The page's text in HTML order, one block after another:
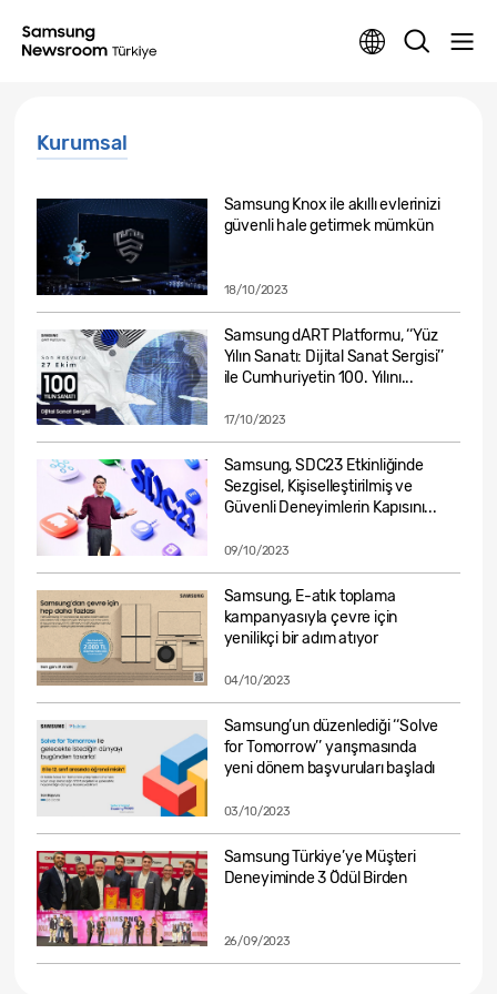
Kurumsal
Samsung Knox ile akıllı evlerinizi
güvenli hale getirmek mümkün
18/10/2023
Samsung dART Platformu, ‘‘Yüz
Yılın Sanatı: Dijital Sanat Sergisi’’
ile Cumhuriyetin 100. Yılını...
17/10/2023
Samsung, SDC23 Etkinliğinde
Sezgisel, Kişiselleştirilmiş ve
Güvenli Deneyimlerin Kapısını...
09/10/2023
Samsung, E-atık toplama
kampanyasıyla çevre için
yenilikçi bir adım atıyor
04/10/2023
Samsung’un düzenlediği ‘‘Solve
for Tomorrow’’ yarışmasında
yeni dönem başvuruları başladı
03/10/2023
Samsung Türkiye’ye Müşteri
Deneyiminde 3 Ödül Birden
26/09/2023